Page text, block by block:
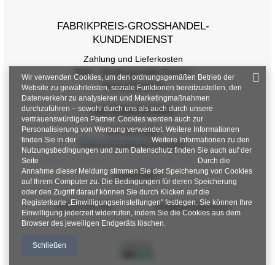
FABRIKPREIS-GROSSHANDEL-K
UNDENDIENST
Zahlung und Lieferkosten
FAQ - Häufig gestellte Fragen
Rückgabepolitik
INFORMATIONEN
Verordnungen
Datenschutzbestimmungen
KONTAKT
+48 601 547 740 hurt@factoryprice.eu
Wir verwenden Cookies, um den ordnungsgemäßen Betrieb der
Website zu gewährleisten, soziale Funktionen bereitzustellen, den
Datenverkehr zu analysieren und Marketingmaßnahmen
durchzuführen – sowohl durch uns als auch durch unsere
vertrauenswürdigen Partner. Cookies werden auch zur
Personalisierung von Werbung verwendet. Weitere Informationen
finden Sie in der
Datenschutzrichtlinie. Weitere Informationen zu den
Nutzungsbedingungen und zum Datenschutz finden Sie auch auf der
Seite
. Durch die
Annahme dieser Meldung stimmen Sie der Speicherung von Cookies
auf Ihrem Computer zu. Die Bedingungen für deren Speicherung
oder den Zugriff darauf können Sie durch Klicken auf die
Registerkarte „Einwilligungseinstellungen" festlegen. Sie können Ihre
Einwilligung jederzeit widerrufen, indem Sie die Cookies aus dem
Browser des jeweiligen Endgeräts löschen.
Schließen